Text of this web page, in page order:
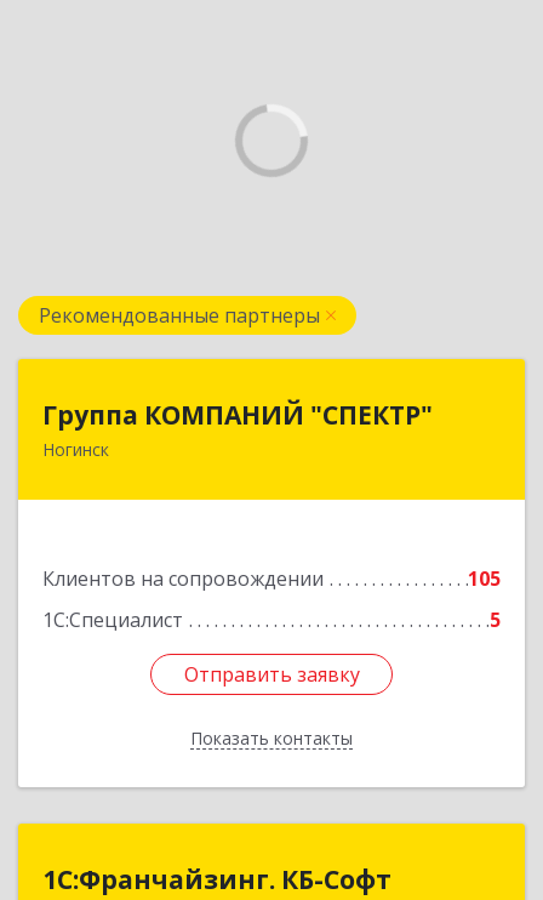
Рекомендованные партнеры
Группа КОМПАНИЙ "СПЕКТР"
Ногинск
Клиентов на сопровождении
105
1С:Специалист
5
Отправить заявку
Показать контакты
Группа КОМПАНИЙ "СПЕКТР"
142400, Московская обл, г.о.Богородский,
Отправить заявку
Назад
1С:Франчайзинг. КБ-Софт
1С:Франчайзинг. КБ-Софт